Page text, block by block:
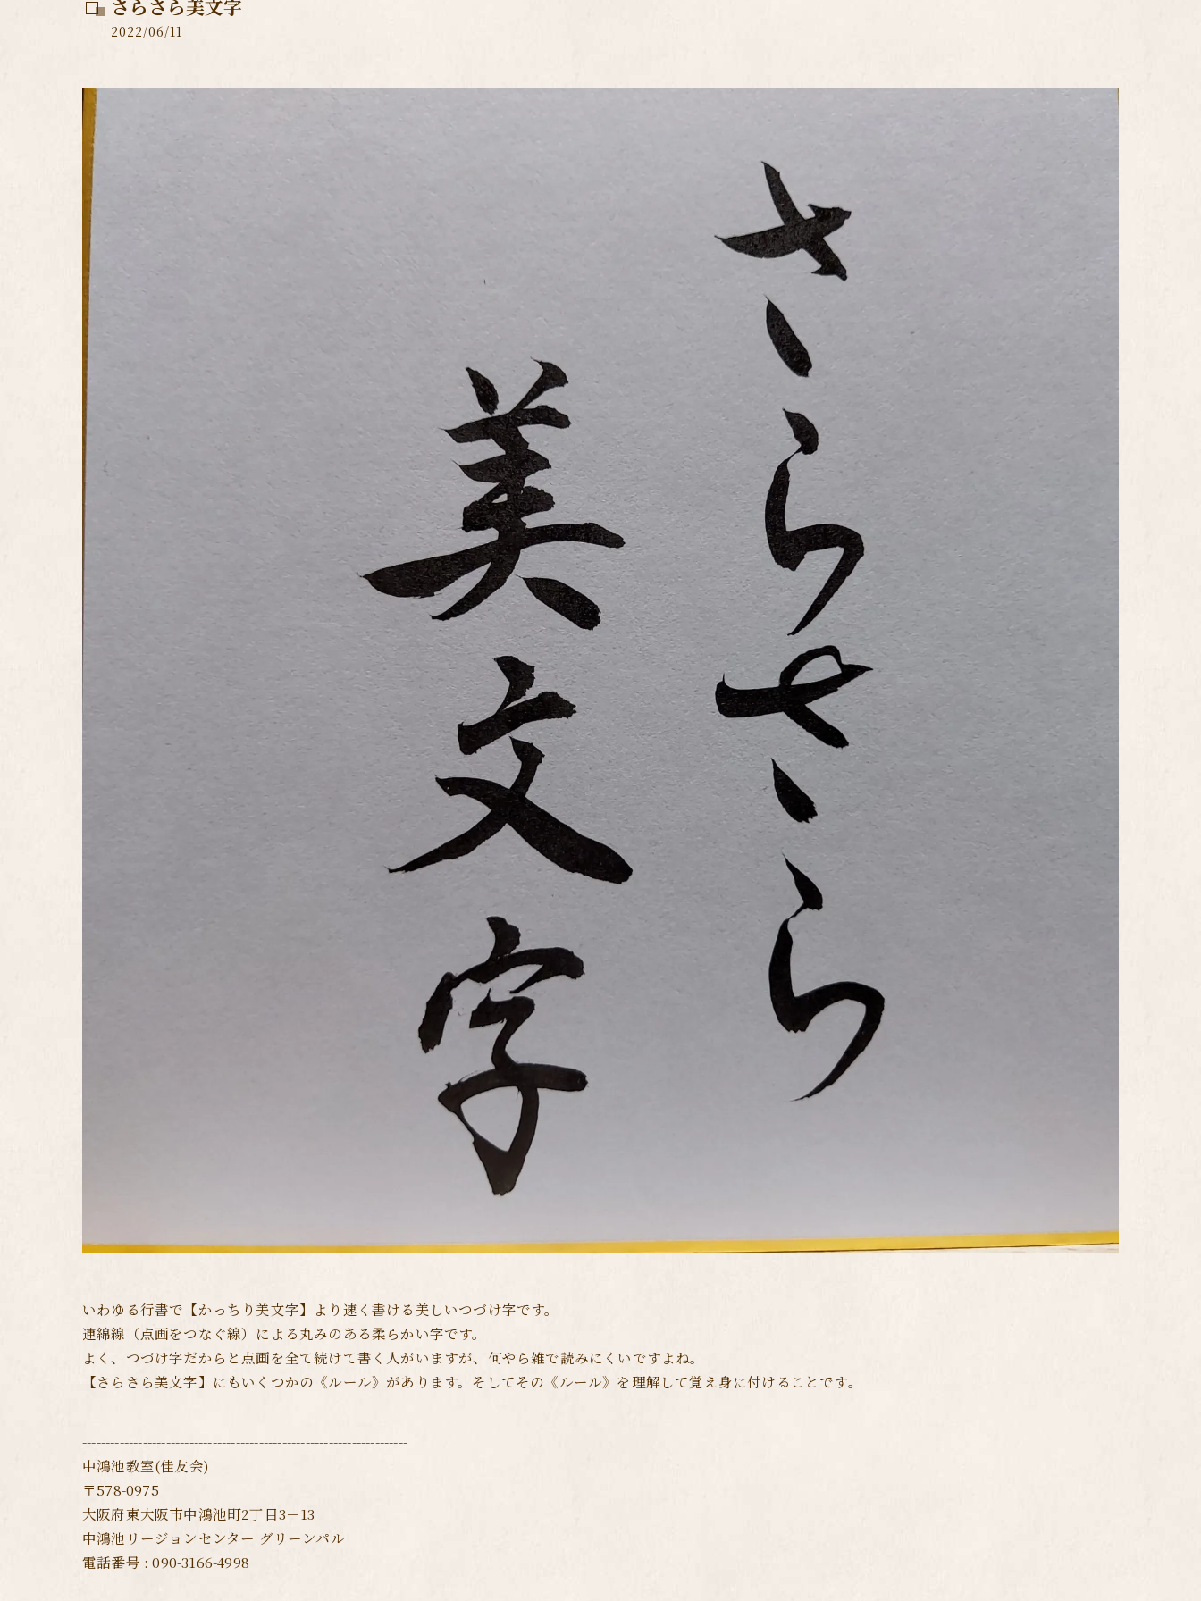
さらさら美文字
2022/06/11
いわゆる行書で【かっちり美文字】より速く書ける美しいつづけ字です。
連綿線（点画をつなぐ線）による丸みのある柔らかい字です。
よく、つづけ字だからと点画を全て続けて書く人がいますが、何やら雑で読みにくいですよね。
【さらさら美文字】にもいくつかの《ルール》があります。そしてその《ルール》を理解して覚え身に付けることです。
----------------------------------------------------------------------
中鴻池教室(佳友会)
〒578-0975
大阪府東大阪市中鴻池町2丁目3－13
中鴻池リージョンセンター グリーンパル
電話番号 : 090-3166-4998